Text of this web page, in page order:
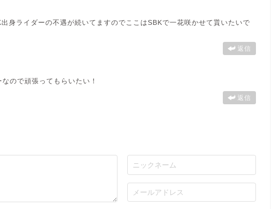
身ライダーの不遇が続いてますのでここはSBKで一花咲かせて貰いたいで
返信
ので頑張ってもらいたい！
返信